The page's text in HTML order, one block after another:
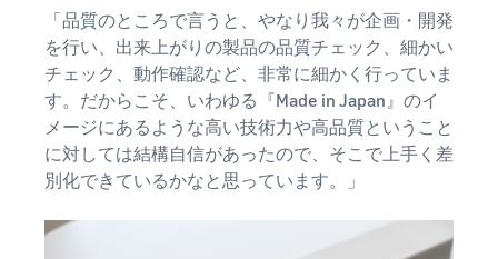
「品質のところで言うと、やなり我々が企画・開発
を行い、出来上がりの製品の品質チェック、細かい
チェック、動作確認など、非常に細かく行っていま
す。だからこそ、いわゆる『Made in Japan』のイ
メージにあるような高い技術力や高品質ということ
に対しては結構自信があったので、そこで上手く差
別化できているかなと思っています。」